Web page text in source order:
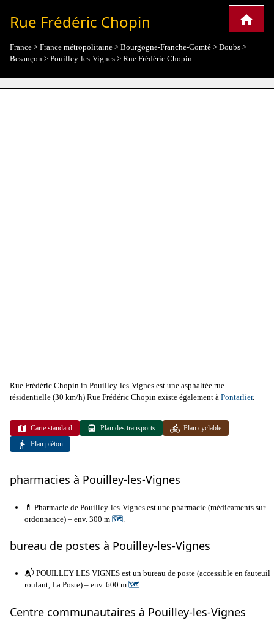
Rue Frédéric Chopin
France > France métropolitaine > Bourgogne-Franche-Comté > Doubs >
Besançon > Pouilley-les-Vignes > Rue Frédéric Chopin
Rue Frédéric Chopin in Pouilley-les-Vignes est une asphaltée rue
résidentielle (30 km/h) Rue Frédéric Chopin existe également à Pontarlier.
Carte standard Plan des transports
Plan cyclable
Plan piéton
pharmacies à Pouilley-les-Vignes
💊 Pharmacie de Pouilley-les-Vignes est une pharmacie (médicaments sur
ordonnance) – env. 300 m 🗺
bureau de postes à Pouilley-les-Vignes
📬 POUILLEY LES VIGNES est un bureau de poste (accessible en fauteuil
roulant, La Poste) – env. 600 m 🗺.
Centre communautaires à Pouilley-les-Vignes